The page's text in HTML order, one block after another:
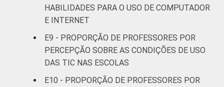
ano do
Ensino
Fundamental
HABILIDADES PARA O USO DE COMPUTADOR
E INTERNET
E9 - PROPORÇÃO DE PROFESSORES POR
PERCEPÇÃO SOBRE AS CONDIÇÕES DE USO
DAS TIC NAS ESCOLAS
E10 - PROPORÇÃO DE PROFESSORES POR